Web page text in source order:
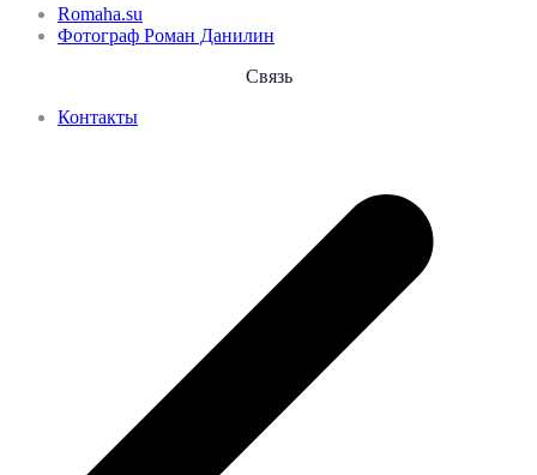
Romaha.su
Фотограф Роман Данилин
Связь
Контакты